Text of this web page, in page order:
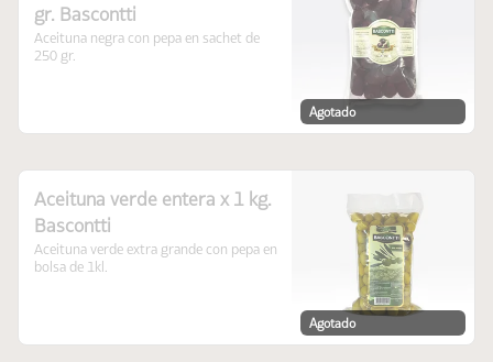
Agotado
gr. Bascontti
Aceituna negra con pepa en sachet de
250 gr.
Agotado
Aceituna verde entera x 1 kg.
Bascontti
Aceituna verde extra grande con pepa en
bolsa de 1kl.